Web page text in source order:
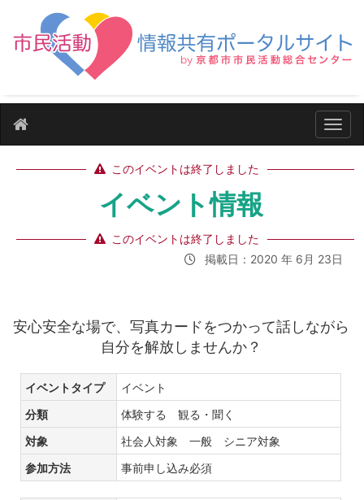
ナビ
このイベントは終了しました
イベント情報
このイベントは終了しました
掲載日：2020 年 6月 23日
安心安全な場で、写真カードをつかって話しながら
自分を解放しませんか？
イベントタイプ イベント
分類 体験する 観る・聞く
対象 社会人対象 一般 シニア対象
参加方法 事前申し込み必須